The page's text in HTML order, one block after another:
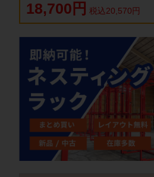
18,700円 税込20,570円